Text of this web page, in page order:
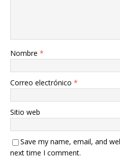
Nombre *
Correo electrónico *
Sitio web
Save my name, email, and
next time I comment.